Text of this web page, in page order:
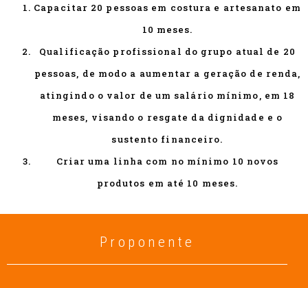
Capacitar 20 pessoas em costura e artesanato em
10 meses.
Qualificação profissional do grupo atual de 20
pessoas, de modo a aumentar a geração de renda,
atingindo o valor de um salário mínimo, em 18
meses, visando o resgate da dignidade e o
sustento financeiro.
Criar uma linha com no mínimo 10 novos
produtos em até 10 meses.
Proponente